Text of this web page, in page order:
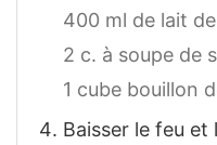
400 ml de lait
2 c. à soupe de
1 cube bouillon
Baisser le feu